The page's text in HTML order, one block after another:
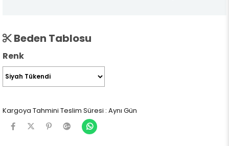
Beden Tablosu
Renk
Kargoya Tahmini Teslim Süresi : Aynı Gün